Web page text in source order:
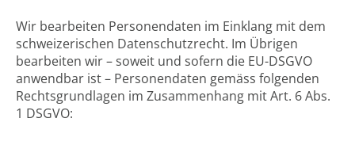
Wir bearbeiten Personendaten im Einklang mit dem
schweizerischen Datenschutzrecht. Im Übrigen
bearbeiten wir – soweit und sofern die EU-DSGVO
anwendbar ist – Personendaten gemäss folgenden
Rechtsgrundlagen im Zusammenhang mit Art. 6 Abs.
1 DSGVO: